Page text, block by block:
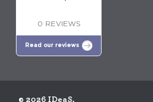
0 REVIEWS
Read our reviews
© 2026 IDeaS.